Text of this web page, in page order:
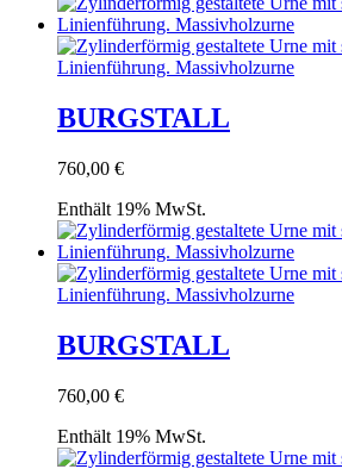
BURGSTALL
760,00 €
Enthält 19% MwSt.
BURGSTALL
760,00 €
Enthält 19% MwSt.